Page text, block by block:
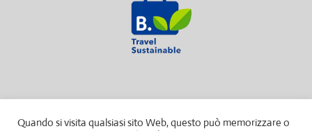
Quando si visita qualsiasi sito Web, questo può memorizzare o